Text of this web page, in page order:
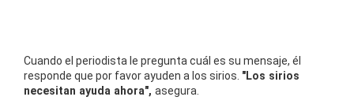
Cuando el periodista le pregunta cuál es su mensaje, él
responde que por favor ayuden a los sirios. "Los sirios
necesitan ayuda ahora", asegura.